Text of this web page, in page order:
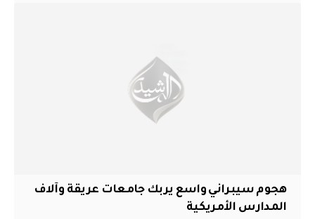
هجوم سيبراني واسع يربك جامعات عريقة وآلاف
المدارس الأمريكية